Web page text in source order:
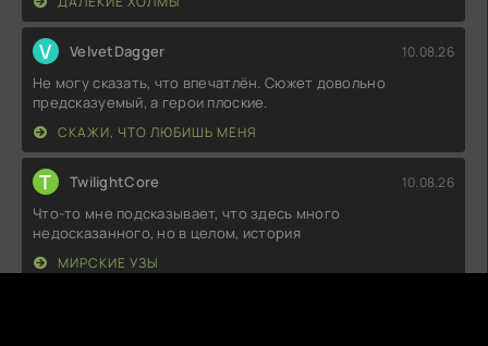
V VelvetDagger 10.08.26
Не могу сказать, что впечатлён. Сюжет довольно
предсказуемый, а герои плоские.
СКАЖИ, ЧТО ЛЮБИШЬ МЕНЯ
T TwilightCore 10.08.26
Что-то мне подсказывает, что здесь много
недосказанного, но в целом, история
МИРСКИЕ УЗЫ